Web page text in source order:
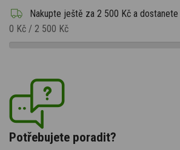
Nakupte ještě za 2 500 Kč a dostanete
0 Kč / 2 500 Kč
Potřebujete poradit?